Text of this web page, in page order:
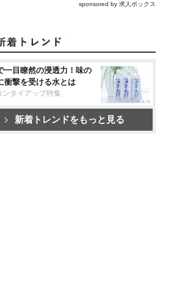
sponsored by 求人ボックス
一目瞭然の浸透力！味の
衝撃を受ける水とは
ンタイアップ特集
新着トレンドをもっと見る